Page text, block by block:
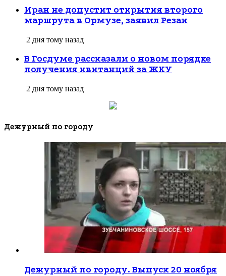
Иран не допустит открытия второго
маршрута в Ормузе, заявил Резаи
2 дня тому назад
В Госдуме рассказали о новом порядке
получения квитанций за ЖКУ
2 дня тому назад
Дежурный по городу
Дежурный по городу. Выпуск 20 ноября